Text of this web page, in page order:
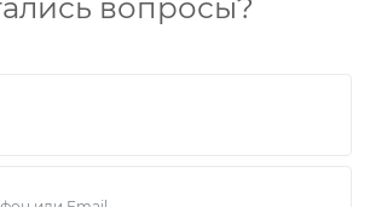
вопросы?